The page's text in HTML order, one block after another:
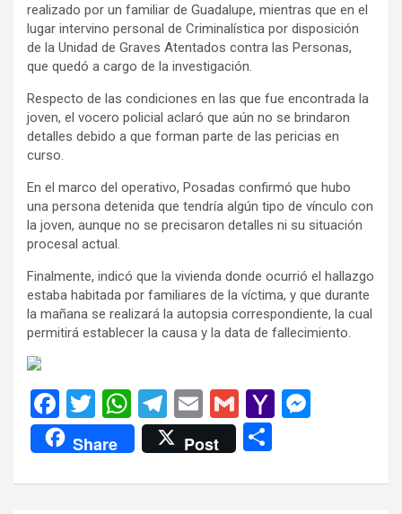
realizado por un familiar de Guadalupe, mientras que en el
lugar intervino personal de Criminalística por disposición
de la Unidad de Graves Atentados contra las Personas,
que quedó a cargo de la investigación.
Respecto de las condiciones en las que fue encontrada la
joven, el vocero policial aclaró que aún no se brindaron
detalles debido a que forman parte de las pericias en
curso.
En el marco del operativo, Posadas confirmó que hubo
una persona detenida que tendría algún tipo de vínculo con
la joven, aunque no se precisaron detalles ni su situación
procesal actual.
Finalmente, indicó que la vivienda donde ocurrió el hallazgo
estaba habitada por familiares de la víctima, y que durante
la mañana se realizará la autopsia correspondiente, la cual
permitirá establecer la causa y la data de fallecimiento.
F
a
ce
b
T
wi
tt
er
W
h
at
s
T
el
e
gr
E
m
ail
G
m
ail
Y
o
n
Share Post
m